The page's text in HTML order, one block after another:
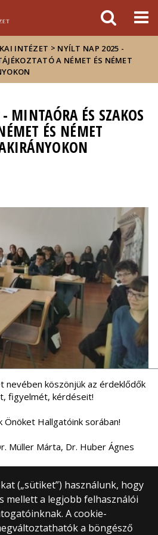
INTÉZET > NYÍLT NAP 2025 -
A NÉMET ÉS NÉMET
MINTAÓRA ÉS SZAKOS
ÉS NÉMET
nevében köszönjük az érdeklődők
figyelmét, kérdéseit!
Hallgatóink sorában!
Müller Márta, Dr. Huber Ágnes
(„sütiket”) használunk, hogy
mellett a legjobb felhasználói
A cookie-
a böngésző
Tudományegyetem
jog fenntartva.
Egyetem tér 1–3.